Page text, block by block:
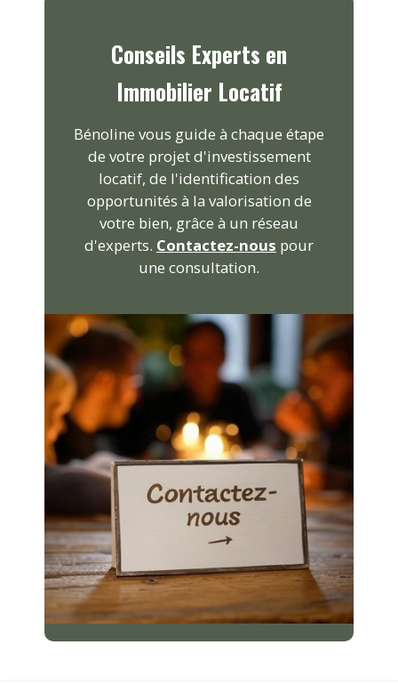
Conseils Experts en
Immobilier Locatif
Bénoline vous guide à chaque étape
de votre projet d'investissement
locatif, de l'identification des
opportunités à la valorisation de
votre bien, grâce à un réseau
d'experts. Contactez-nous pour
une consultation.